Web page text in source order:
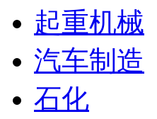
起重机械
汽车制造
石化